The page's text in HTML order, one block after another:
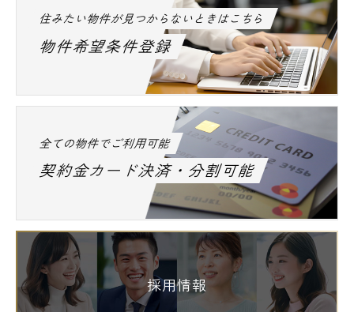
住みたい物件が見つからないときはこちら
物件希望条件登録
全ての物件でご利用可能
契約金カード決済・分割可能
採用情報